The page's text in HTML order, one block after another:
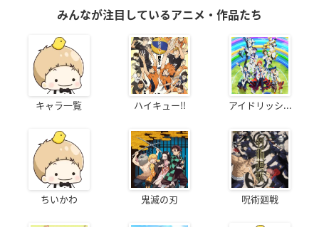
みんなが注目しているアニメ・作品たち
キャラ一覧 ハイキュー!! アイドリッシ...
ちいかわ 鬼滅の刃 呪術廻戦